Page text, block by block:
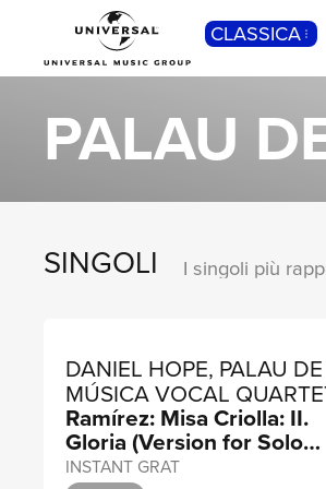
CLASSICA
PALAU
SINGOLI
DANIEL HOPE, PALAU
MÚSICA VOCAL
MICHAEL METZLER
Ramírez: Misa Criolla: II.
Gloria (Version for Solo
Violin, Vocal Quartet,
INSTANT GRAT
POP
Cantautori, Dance...